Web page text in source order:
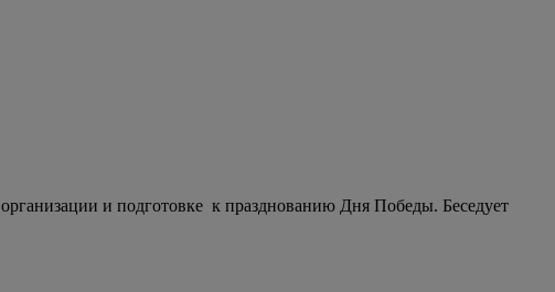
и подготовке к празднованию Дня Победы. Беседует